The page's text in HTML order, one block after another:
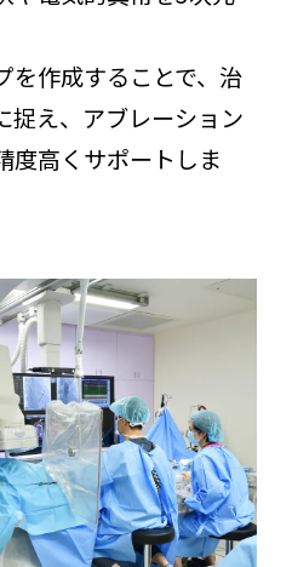
を作成することで、治
捉え、アブレーション
度高くサポートしま